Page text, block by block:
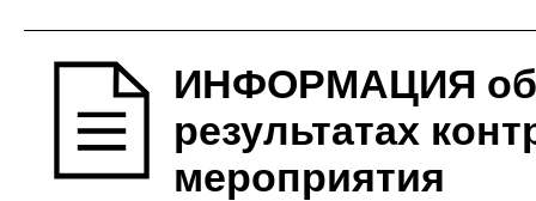
ИНФОРМАЦИЯ об
результатах
мероприятия